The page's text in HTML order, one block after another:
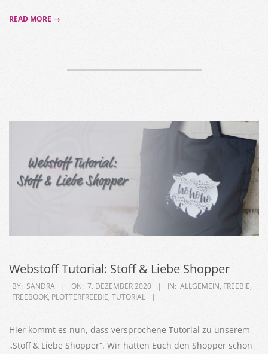
READ MORE →
Webstoff Tutorial: Stoff & Liebe Shopper
2020-
12-
BY: SANDRA ON: 7. DEZEMBER 2020 IN: ALLGEMEIN, FREEBIE,
FREEBOOK, PLOTTERFREEBIE, TUTORIAL
Hier kommt es nun, dass versprochene Tutorial zu unserem
„Stoff & Liebe Shopper“. Wir hatten Euch den Shopper schon